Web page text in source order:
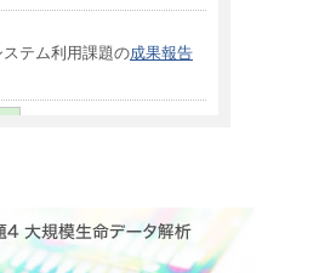
テム利用課題の成果報告
(SCLS課題4)